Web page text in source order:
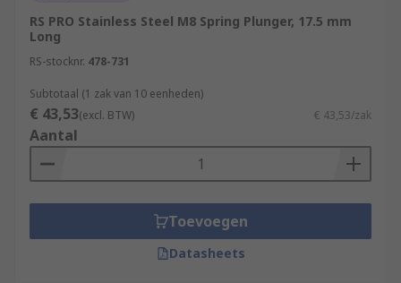
RS PRO Stainless Steel M8 Spring Plunger, 17.5 mm
Long
RS-stocknr. 478-731
Subtotaal (1 zak van 10 eenheden)
€ 43,53(excl. BTW) € 43,53/zak
Aantal
Toevoegen
Datasheets